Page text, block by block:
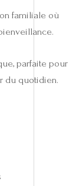
familiale où
parfaite pour
du quotidien.